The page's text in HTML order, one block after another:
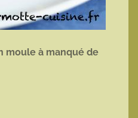
moule à manqué de